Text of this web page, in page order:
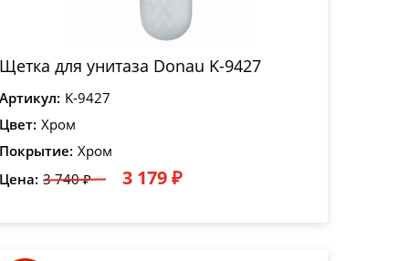
Щетка для унитаза Donau K-9427
Артикул: K-9427
Цвет: Хром
Покрытие: Хром
Цена: 3 740 ₽ 3 179 ₽